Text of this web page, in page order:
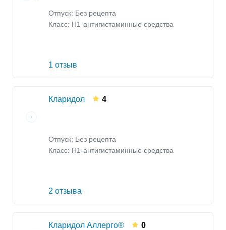
Отпуск: Без рецепта
Класс: H1-антигистаминные средства
1 отзыв
Кларидол 4
Отпуск: Без рецепта
Класс: H1-антигистаминные средства
2 отзыва
Кларидол Аллерго® 0